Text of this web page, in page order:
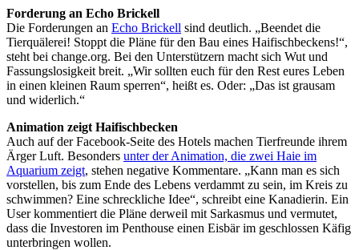
Forderung an Echo Brickell
Die Forderungen an Echo Brickell sind deutlich. „Beendet die
Tierquälerei! Stoppt die Pläne für den Bau eines Haifischbeckens!“,
steht bei change.org. Bei den Unterstützern macht sich Wut und
Fassungslosigkeit breit. „Wir sollten euch für den Rest eures Leben
in einen kleinen Raum sperren“, heißt es. Oder: „Das ist grausam
und widerlich.“
Animation zeigt Haifischbecken
Auch auf der Facebook-Seite des Hotels machen Tierfreunde ihrem
Ärger Luft. Besonders unter der Animation, die zwei Haie im
Aquarium zeigt, stehen negative Kommentare. „Kann man es sich
vorstellen, bis zum Ende des Lebens verdammt zu sein, im Kreis zu
schwimmen? Eine schreckliche Idee“, schreibt eine Kanadierin. Ein
User kommentiert die Pläne derweil mit Sarkasmus und vermutet,
dass die Investoren im Penthouse einen Eisbär im geschlossen Käfig
unterbringen wollen.